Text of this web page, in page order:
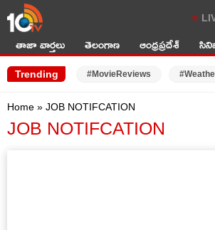
తాజా వార్తలు తెలంగాణ ఆంధ్రప్రదేశ్
Trending #MovieReviews
Home » JOB NOTIFCATION
JOB NOTIFCATION